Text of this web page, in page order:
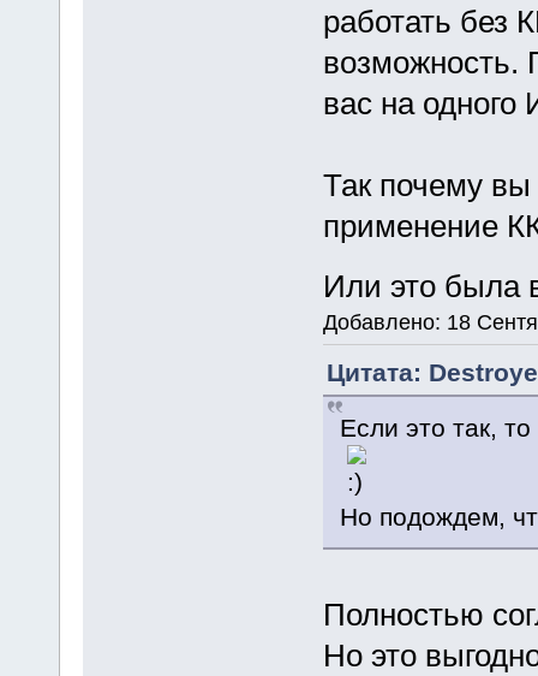
работать без
возможность.
вас на одного
Так почему вы
применение
Или это была
Добавлено: 18
Цитата:
Если это так,
Но подождем,
Полностью
Но это